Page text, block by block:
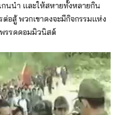
นนำ และให้สหายทั้งหลายกิน
ต่อสู้ พวกเขาคงจะมีกิจกรรมแห่ง
รรคคอมมิวนิสต์